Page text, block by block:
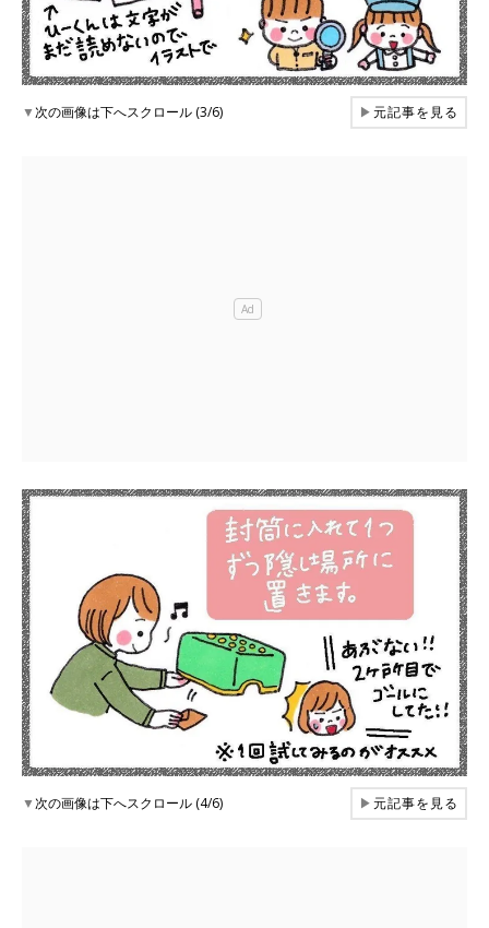
▼次の画像は下へスクロール (3/6) ▶元記事を見る
▼次の画像は下へスクロール (4/6) ▶元記事を見る